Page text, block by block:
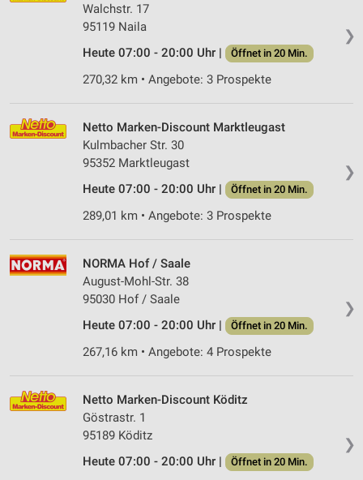
❯
Walchstr. 17
95119 Naila
Heute 07:00 - 20:00 Uhr |
Öffnet in 20 Min.
270,32 km • Angebote: 3 Prospekte
❯
Netto Marken-Discount Marktleugast
Kulmbacher Str. 30
95352 Marktleugast
Heute 07:00 - 20:00 Uhr |
Öffnet in 20 Min.
289,01 km • Angebote: 3 Prospekte
❯
NORMA Hof / Saale
August-Mohl-Str. 38
95030 Hof / Saale
Heute 07:00 - 20:00 Uhr |
Öffnet in 20 Min.
267,16 km • Angebote: 4 Prospekte
❯
Netto Marken-Discount Köditz
Göstrastr. 1
95189 Köditz
Heute 07:00 - 20:00 Uhr |
Öffnet in 20 Min.